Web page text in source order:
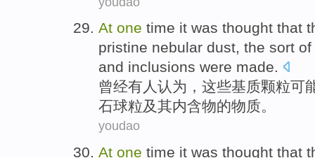
At one time it was thought that
pristine nebular dust, the sort of
and inclusions were made.
曾经有人 认为 ， 这些基质颗粒可
石球粒及其内含物的物质。
youdao
At one time it was thought that